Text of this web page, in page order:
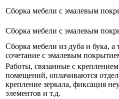
Сборка мебели с эмалевым
Сборка мебели с эмалевым
Сборка мебели из дуба и бука, а
сочетание с эмалевым
Работы, связанные с
помещений, оплачиваются
крепление зеркала, фиксация
элементов и т.д.